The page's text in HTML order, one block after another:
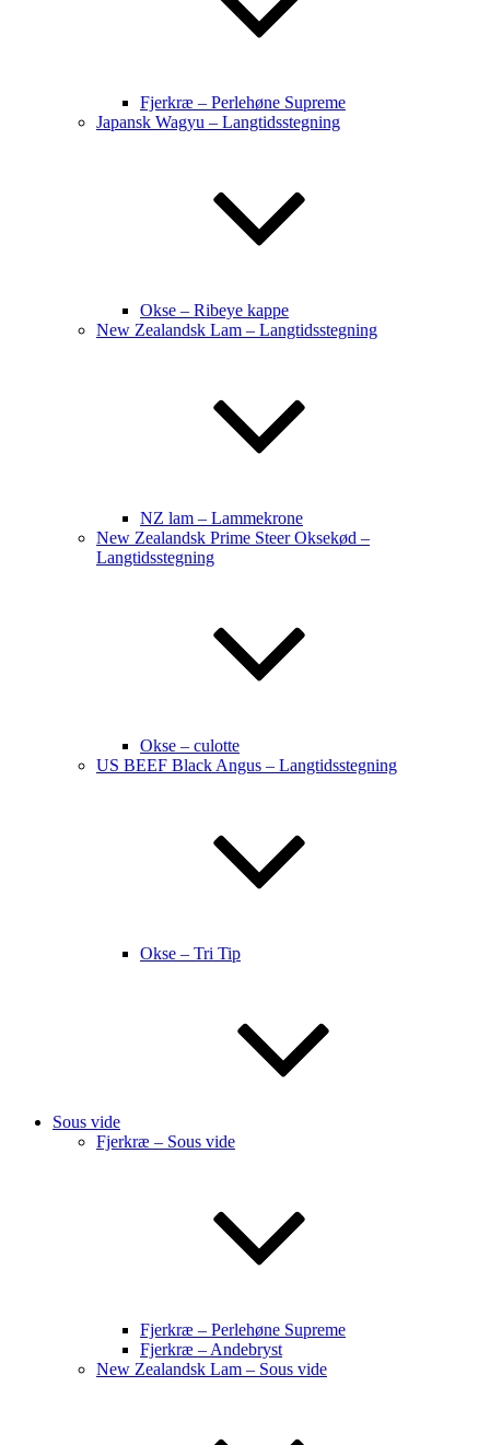
Fjerkræ – Perlehøne Supreme
Japansk Wagyu – Langtidsstegning
Okse – Ribeye kappe
New Zealandsk Lam – Langtidsstegning
NZ lam – Lammekrone
New Zealandsk Prime Steer Oksekød –
Langtidsstegning
Okse – culotte
US BEEF Black Angus – Langtidsstegning
Okse – Tri Tip
Sous vide
Fjerkræ – Sous vide
Fjerkræ – Perlehøne Supreme
Fjerkræ – Andebryst
New Zealandsk Lam – Sous vide